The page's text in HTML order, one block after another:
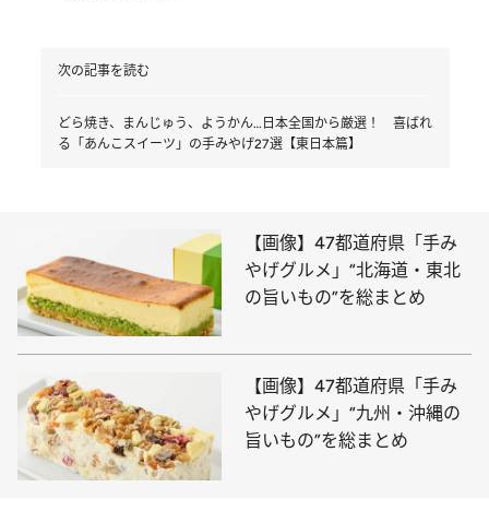
次の記事を読む
どら焼き、まんじゅう、ようかん…日本全国から厳選！ 喜ばれ
る「あんこスイーツ」の手みやげ27選【東日本篇】
【画像】47都道府県「手み
やげグルメ」“北海道・東北
の旨いもの”を総まとめ
【画像】47都道府県「手み
やげグルメ」“九州・沖縄の
旨いもの”を総まとめ